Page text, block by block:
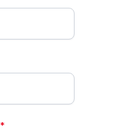
*